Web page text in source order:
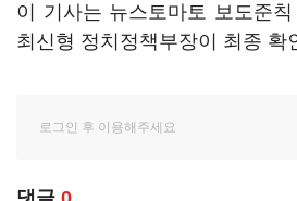
이 기사는 뉴스토마토 보도준
최신형 정치정책부장이 최종 확